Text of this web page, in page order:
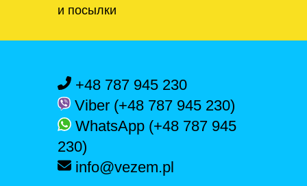
и посылки
+48 787 945 230
Viber (+48 787 945 230)
WhatsApp (+48 787 945
230)
info@vezem.pl